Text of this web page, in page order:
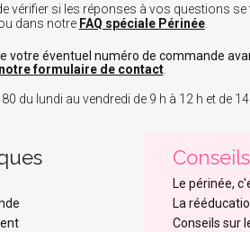
vérifier si les réponses à vos questions
dans notre FAQ spéciale Périnée.
votre éventuel numéro de commande
notre formulaire de contact.
du lundi au vendredi de 9 h à 12 h et de
Le périnée,
La
Conseils sur